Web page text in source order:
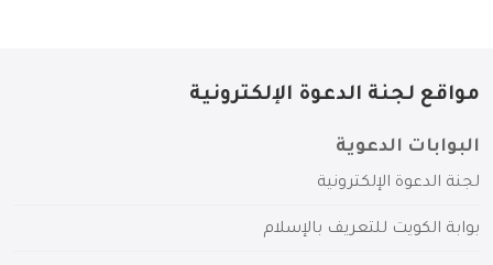
مواقع لجنة الدعوة الإلكترونية
البوابات الدعوية
لجنة الدعوة الإلكترونية
بوابة الكويت للتعريف بالإسلام